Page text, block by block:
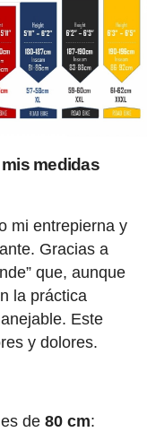
medidas
mi entrepierna y
Gracias a
que, aunque
la práctica
Este
y dolores.
de 80 cm: